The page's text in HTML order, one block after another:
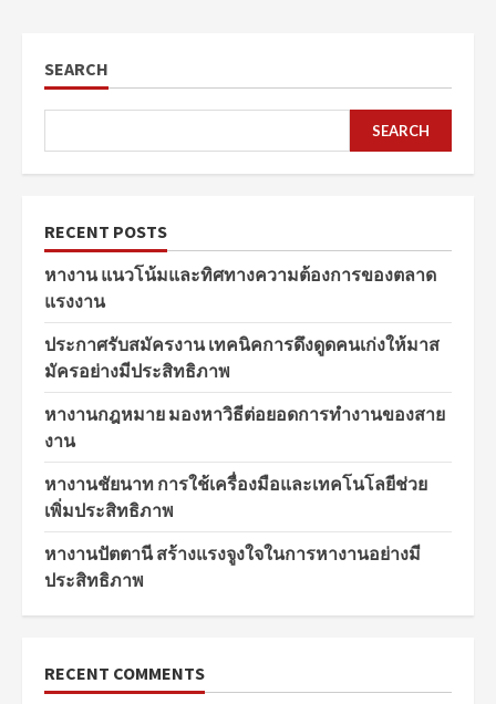
SEARCH
SEARCH
RECENT POSTS
หางาน แนวโน้มและทิศทางความต้องการของตลาด
แรงงาน
ประกาศรับสมัครงาน เทคนิคการดึงดูดคนเก่งให้มาส
มัครอย่างมีประสิทธิภาพ
หางานกฎหมาย มองหาวิธีต่อยอดการทำงานของสาย
งาน
หางานชัยนาท การใช้เครื่องมือและเทคโนโลยีช่วย
เพิ่มประสิทธิภาพ
หางานปัตตานี สร้างแรงจูงใจในการหางานอย่างมี
ประสิทธิภาพ
RECENT COMMENTS